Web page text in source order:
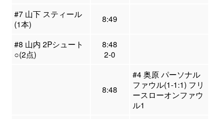
#7 山下 スティール
(1本)
8:49
#8 山内 2Pシュート
○(2点)
8:48
2-0
8:48
#4 奥原 パーソナル
ファウル(1-1:1) フリ
ースローオンファウ
ル1